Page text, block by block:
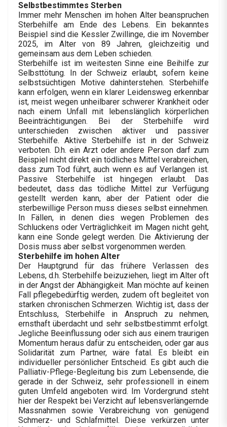
Selbstbestimmtes Sterben
Immer mehr Menschen im hohen Alter beanspruchen
Sterbehilfe am Ende des Lebens. Ein bekanntes
Beispiel sind die Kessler Zwillinge, die im November
2025, im Alter von 89 Jahren, gleichzeitig und
gemeinsam aus dem Leben schieden.
Sterbehilfe ist im weitesten Sinne eine Beihilfe zur
Selbsttötung. In der Schweiz erlaubt, sofern keine
selbstsüchtigen Motive dahinterstehen. Sterbehilfe
kann erfolgen, wenn ein klarer Leidensweg erkennbar
ist, meist wegen unheilbarer schwerer Krankheit oder
nach einem Unfall mit lebenslänglich körperlichen
Beeinträchtigungen. Bei der Sterbehilfe wird
unterschieden zwischen aktiver und passiver
Sterbehilfe. Aktive Sterbehilfe ist in der Schweiz
verboten. D.h. ein Arzt oder andere Person darf zum
Beispiel nicht direkt ein tödliches Mittel verabreichen,
dass zum Tod führt, auch wenn es auf Verlangen ist.
Passive Sterbehilfe ist hingegen erlaubt. Das
bedeutet, dass das tödliche Mittel zur Verfügung
gestellt werden kann, aber der Patient oder die
sterbewillige Person muss dieses selbst einnehmen.
In Fällen, in denen dies wegen Problemen des
Schluckens oder Verträglichkeit im Magen nicht geht,
kann eine Sonde gelegt werden. Die Aktivierung der
Dosis muss aber selbst vorgenommen werden.
Sterbehilfe im hohen Alter
Der Hauptgrund für das frühere Verlassen des
Lebens, d.h. Sterbehilfe beizuziehen, liegt im Alter oft
in der Angst der Abhängigkeit. Man möchte auf keinen
Fall pflegebedürftig werden, zudem oft begleitet von
starken chronischen Schmerzen. Wichtig ist, dass der
Entschluss, Sterbehilfe in Anspruch zu nehmen,
ernsthaft überdacht und sehr selbstbestimmt erfolgt.
Jegliche Beeinflussung oder sich aus einem traurigen
Momentum heraus dafür zu entscheiden, oder gar aus
Solidarität zum Partner, wäre fatal. Es bleibt ein
individueller persönlicher Entscheid. Es gibt auch die
Palliativ-Pflege-Begleitung bis zum Lebensende, die
gerade in der Schweiz, sehr professionell in einem
guten Umfeld angeboten wird. Im Vordergrund steht
hier der Respekt bei Verzicht auf lebensverlängernde
Massnahmen sowie Verabreichung von genügend
Schmerz- und Schlafmittel. Diese verkürzen unter